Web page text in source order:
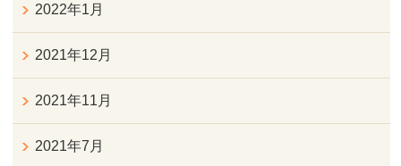
2022年1月
2021年12月
2021年11月
2021年7月